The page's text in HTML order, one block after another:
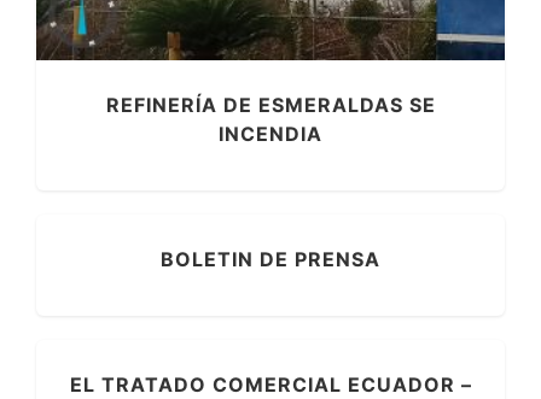
REFINERÍA DE ESMERALDAS SE
INCENDIA
BOLETIN DE PRENSA
EL TRATADO COMERCIAL ECUADOR –